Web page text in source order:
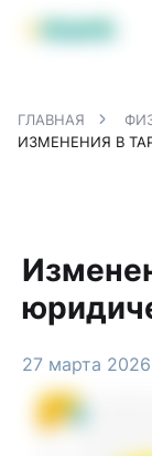
Продукты MBANK
ГЛАВНАЯ
27 марта 2026